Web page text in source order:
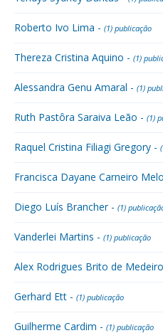
Roberto Ivo Lima - (1) publicação
Thereza Cristina Aquino - (1)
Alessandra Genu Amaral - (1)
Ruth Pastôra Saraiva Leão - (1)
Raquel Cristina Filiagi Gregory -
Francisca Dayane Carneiro
Diego Luís Brancher - (1)
Vanderlei Martins - (1) publicação
Alex Rodrigues Brito de
Gerhard Ett - (1) publicação
Guilherme Cardim - (1) publicação